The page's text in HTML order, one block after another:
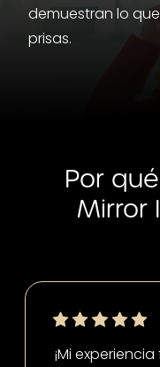
demuestran lo
prisas.
Por
Mirror
¡Mi